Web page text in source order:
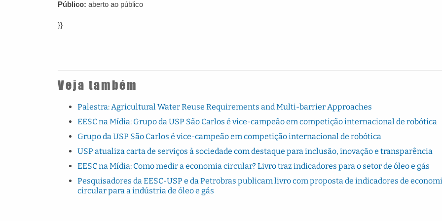
Público: aberto ao público
}}
Veja também
Palestra: Agricultural Water Reuse Requirements and Multi-barrier Approaches
EESC na Mídia: Grupo da USP São Carlos é vice-campeão em competição internacional de robótica
Grupo da USP São Carlos é vice-campeão em competição internacional de robótica
USP atualiza carta de serviços à sociedade com destaque para inclusão, inovação e transparência
EESC na Mídia: Como medir a economia circular? Livro traz indicadores para o setor de óleo e gás
Pesquisadores da EESC-USP e da Petrobras publicam livro com proposta de indicadores de
circular para a indústria de óleo e gás